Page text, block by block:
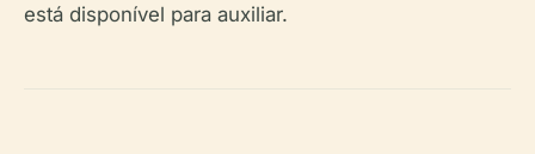
está disponível para auxiliar.